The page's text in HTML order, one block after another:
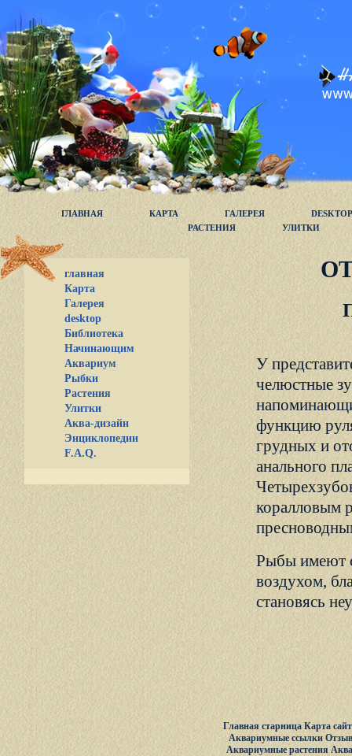
ГЛАВНАЯ КАРТА ГАЛЕРЕЯ
DESKTOP
РАСТЕНИЯ
УЛИТКИ
главная
Карта
Галерея
desktop
Библиотека
Начинающим
Аквариум
Рыбки
Растения
Улитки
Аква-дизайн
Энциклопедии
F.A.Q.
У
челюстные
функцию
грудных и
анального
коралловым
Рыбы имеют
воздухом,
становясь
Главная старница Карта
Аквариумные ссылки
Аквариумные растения